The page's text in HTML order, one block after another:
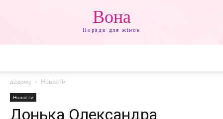
Вона
Поради для жінок
додому Новости
Новости
Донька Олександра